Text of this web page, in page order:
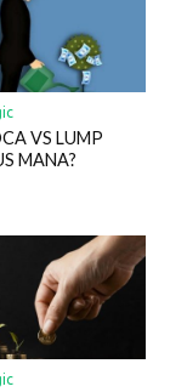
VS LUMP
MANA?